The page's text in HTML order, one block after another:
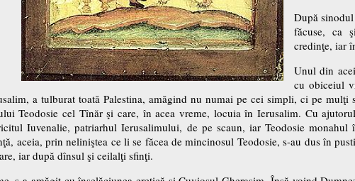
După
făcuse, ca
credinţe, iar
Unul din
cu obiceiul
a tulburat toată Palestina, amăgind nu numai pe cei simpli, ci pe mulţi
Teodosie cel Tînăr şi care, în acea vreme, locuia în Ierusalim. Cu
Iuvenalie, patriarhul Ierusalimului, de pe scaun, iar Teodosie
aceia, prin neliniştea ce li se făcea de mincinosul Teodosie, s-au dus în
iar după dînsul şi ceilalţi sfinţi.